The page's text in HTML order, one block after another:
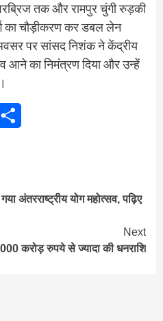
तक और रामपुर चुंगी रुड़की
का चौड़ीकरण कर डबल लेन
पर सांसद निशंक ने केंद्रीय
आने का निमंत्रण दिया और उन्हें
अंतरराष्ट्रीय योग महोत्सव, पढ़ि‍ए
Next
करोड़ रुपये से ज्यादा की धनराशि